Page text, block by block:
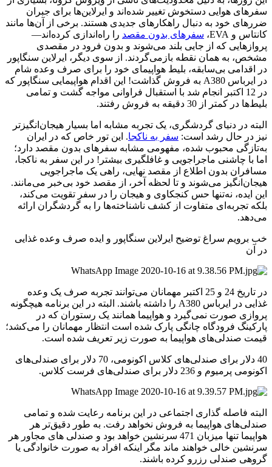
سفرهای هوایی دستخوش تغییر شده‌اند و ایرلاین‌ها برای جبران
ضررهای خود به دنبال راهکارهای جدیدی هستند. برخی از آن‌ها مانند
کانتاس و EVA،
سفرهای بدون مقصد را راه‌اندازی کرده‌اند—
پروازهایی که از جایی بلند می‌شوند و بدون فرود در مقصدی
مشخص، به همان نقطه بازمی‌گردند. از سوی دیگر، ایرلاین سنگاپور
در اقدامی بی‌سابقه، بلیط هواپیمای خود را برای صرف وعده شام
در ایرباس A380 به فروش گذاشت! این اقدام هواپیمایی سنگاپور که
در 12 اکتبر انجام شد با استقبال فراوانی مواجه گشت و تمامی
بلیط‌ها در کمتر از 30 دقیقه به فروش رفتند.
البته در دنیای گردشگری، یک تجربه مشابه اما بسیار هیجان‌انگیزتر
نیز در حال رشد است: سفر به ناکجا. این تور خاص که در ایران
به‌تازگی محبوب شده، مفهومی مشابه سفرهای بدون مقصد دارد؛
اما با چاشنی ماجراجویی و غافلگیری بیشتر! در این سفر به ناکجا،
مسافران بدون اطلاع از مقصد نهایی، راهی یک ماجراجویی
هیجان‌انگیز می‌شوند و تا لحظه آخر، از مقصد خود بی‌خبر می‌مانند.
این ایده، نه‌تنها حس کنجکاوی و هیجان را در سفر تقویت می‌کند،
بلکه تجربه‌ای متفاوت از کشف ناشناخته‌ها را به گردشگران ارائه
می‌دهد.
خب برویم سراغ توضیح ایرلاین سنگاپور و ایده صرف وعده غذایی
در آن
در تاریخ 24 و 25 اکتبر مهمانان می‌توانند تجربه صرف یک وعده
غذایی در ایرباس A380 را داشته باشند. البته در این برنامه هیچگونه
پروازی صورت نمی‌گیرد و هواپیما همانند یک رستوران که در
پارکینگ فرودگاه چانگی پارک شده‌ است انتظار مهمانان را می‌کشد؛
قیمت صندلی‌های هواپیما به صورت زیر تعریف شده است.
40 دلار برای صندلی‌های کلاس اکونومی، 70 دلار برای صندلی‌های
اکونومی پرمیوم و 236 دلار برای صندلی‌های فرست کلاس.
البته فاصله گذاری اجتماعی در این برنامه رعایت شده و تمامی
صندلی‌های هواپیما به فروش نخواهد رفت. به طور دقیق‌تر هر
هواپیما تنها میزبان 471 سرنشین خواهد بود و صندلی های مجاور هر
سرنشین خالی خواهند ماند مگر اینکه افراد به صورت خانوادگی یا
گروهی صندلی رزرو کرده باشند.